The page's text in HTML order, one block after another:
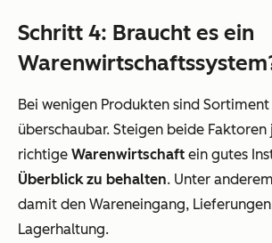
Schritt 4: Braucht es ein
Bei wenigen Produkten sind
überschaubar. Steigen beide
richtige Warenwirtschaft ein gutes
Überblick zu behalten. Unter
damit den Wareneingang,
Lagerhaltung.